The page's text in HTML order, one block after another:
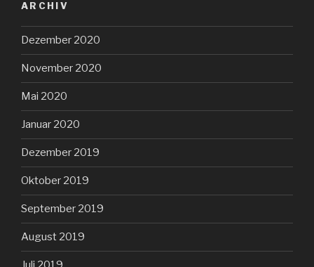
ARCHIV
Dezember 2020
November 2020
Mai 2020
Januar 2020
Dezember 2019
Oktober 2019
September 2019
August 2019